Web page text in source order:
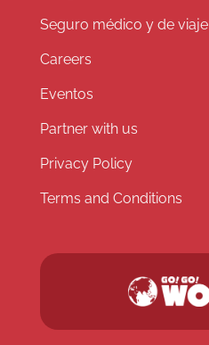
Seguro médico y de viaje
Careers
Eventos
Partner with us
Privacy Policy
Terms and Conditions